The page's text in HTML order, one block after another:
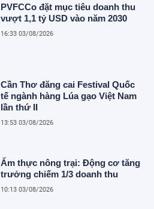
PVFCCo đặt mục tiêu doanh thu
vượt 1,1 tỷ USD vào năm 2030
16:33 03/08/2026
Cần Thơ đăng cai Festival Quốc
tế ngành hàng Lúa gạo Việt Nam
lần thứ II
13:53 03/08/2026
Ẩm thực nông trại: Động cơ tăng
trưởng chiếm 1/3 doanh thu
10:13 03/08/2026